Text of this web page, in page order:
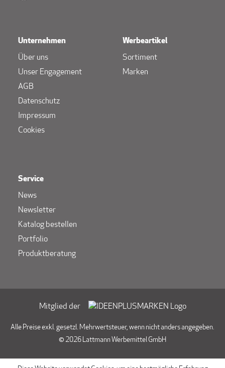
Unternehmen
Über uns
Unser Engagement
AGB
Datenschutz
Impressum
Cookies
Werbeartikel
Sortiment
Marken
Service
News
Newsletter
Katalog bestellen
Portfolio
Produktberatung
Mitglied der
Alle Preise exkl. gesetzl. Mehrwertsteuer, wenn nicht anders angegeben.
© 2026 Lattmann Werbemittel GmbH